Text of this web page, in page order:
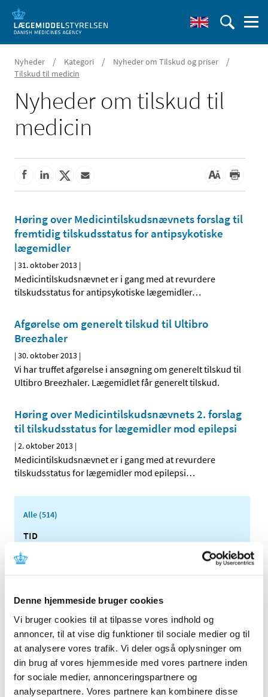
Denne hjemmeside bruger cookies
Vi bruger cookies til at tilpasse vores indhold og
annoncer, til at vise dig funktioner til sociale medier og til
at analysere vores trafik. Vi deler også oplysninger om
din brug af vores hjemmeside med vores partnere inden
for sociale medier, annonceringspartnere og
analysepartnere. Vores partnere kan kombinere disse
Nyheder / Kategori / Nyheder om Tilskud og priser /
Tilskud til medicin
Nyheder om tilskud til
medicin
Høring over Medicintilskuds­nævnets forslag til
fremtidig tilskudsstatus for antipsykotiske
lægemidler
|31. oktober 2013 |
Medicintilskudsnævnet er i gang med at revurdere
tilskudsstatus for antipsykotiske lægemidler…
Afgørelse om generelt tilskud til Ultibro
Breezhaler
|30. oktober 2013 |
Vi har truffet afgørelse i ansøgning om generelt tilskud til
Ultibro Breezhaler. Lægemidlet får generelt tilskud.
Høring over Medicintilskuds­nævnets 2. forslag
til tilskudsstatus for lægemidler mod epilepsi
|2. oktober 2013 |
Medicintilskudsnævnet er i gang med at revurdere
tilskudsstatus for lægemidler mod epilepsi…
Alle (514)
TID
2026 (22)
2023 (18)
2022 (10)
2021 (32)
2020 (13)
2019 (41)
2018 (46)